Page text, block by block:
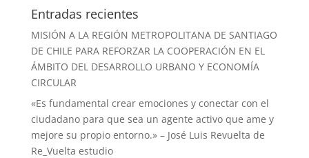
Entradas recientes
MISIÓN A LA REGIÓN METROPOLITANA DE SANTIAGO
DE CHILE PARA REFORZAR LA COOPERACIÓN EN EL
ÁMBITO DEL DESARROLLO URBANO Y ECONOMÍA
CIRCULAR
«Es fundamental crear emociones y conectar con el
ciudadano para que sea un agente activo que ame y
mejore su propio entorno.» – José Luis Revuelta de
Re_Vuelta estudio